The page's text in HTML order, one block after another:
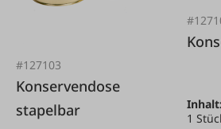
#127103
Konservendose
stapelbar
Inhalt:
1